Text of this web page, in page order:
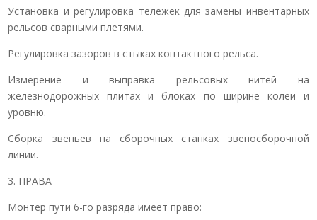
Установка и регулировка тележек для замены инвентарных
рельсов сварными плетями.
Регулировка зазоров в стыках контактного рельса.
Измерение и выправка рельсовых нитей на
железнодорожных плитах и блоках по ширине колеи и
уровню.
Сборка звеньев на сборочных станках звеносборочной
линии.
3. ПРАВА
Монтер пути 6-го разряда имеет право: